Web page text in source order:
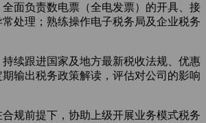
面负责数电票（全电发票）的开具、接
处理；熟练操作电子税务局及企业税务
续跟进国家及地方最新税收法规、优惠
输出税务政策解读，评估对公司的影响
规前提下，协助上级开展业务模式税务